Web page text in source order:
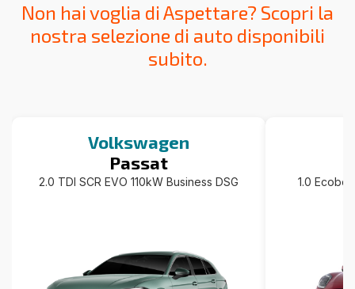
Non hai voglia di Aspettare? Scopri la
nostra selezione di auto disponibili
subito.
Volkswagen
Passat
2.0 TDI SCR EVO 110kW Business DSG 1.0